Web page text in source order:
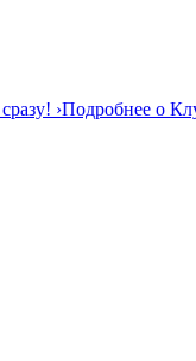
сразу! ›Подробнее о